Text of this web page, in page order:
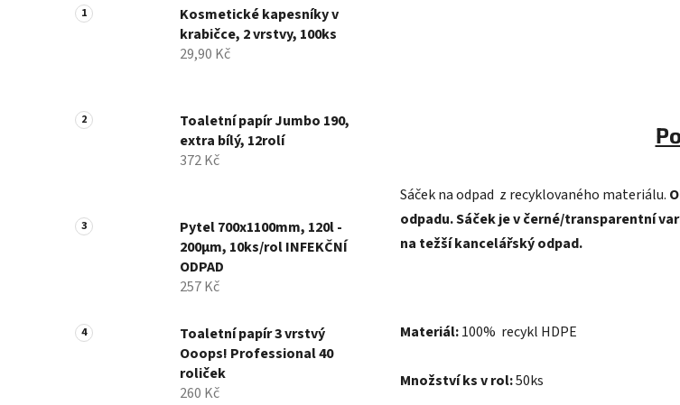
Kosmetické kapesníky v
krabičce, 2 vrstvy, 100ks
29,90 Kč
Toaletní papír Jumbo 190,
extra bílý, 12rolí
372 Kč
Pytel 700x1100mm, 120l -
200µm, 10ks/rol INFEKČNÍ
ODPAD
257 Kč
Toaletní papír 3 vrstvý
Ooops! Professional 40
roliček
260 Kč
Sáček na odpad z recyklovaného materiálu.
odpadu. Sáček je v černé/transparentní
na težší kancelářský odpad.
Materiál:100% recykl HDPE
Množství ks v rol:50ks